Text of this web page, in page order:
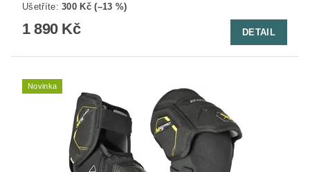
Ušetříte:300 Kč (–13 %)
1 890 Kč DETAIL
Novinka